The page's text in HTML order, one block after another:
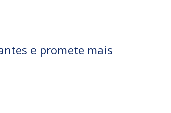
e promete mais